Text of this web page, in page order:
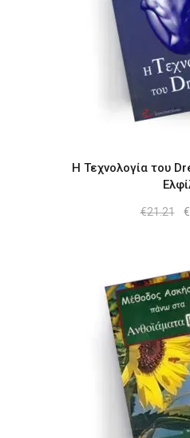
Η Τεχνολογία του
€21.21 €